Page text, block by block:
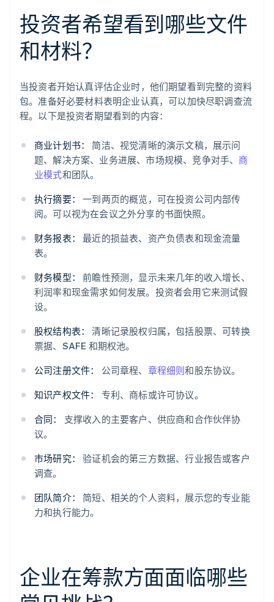
投资者希望看到哪些文件
和材料？
当投资者开始认真评估企业时，他们期望看到完整的资料
包。准备好必要材料表明企业认真，可以加快尽职调查流
程。以下是投资者期望看到的内容：
商业计划书：
简洁、视觉清晰的演示文稿，展示问
题、解决方案、业务进展、市场规模、竞争对手、 商
业模式和团队。
执行摘要：
一到两页的概览，可在投资公司内部传
阅。可以视为在会议之外分享的书面快照。
财务报表：
最近的损益表、资产负债表和现金流量
表。
财务模型：
前瞻性预测，显示未来几年的收入增长、
利润率和现金需求如何发展。投资者会用它来测试假
设。
股权结构表：
清晰记录股权归属，包括股票、可转换
票据、SAFE 和期权池。
公司注册文件：
公司章程、 章程细则和股东协议。
知识产权文件：
专利、商标或许可协议。
合同：
支撑收入的主要客户、供应商和合作伙伴协
议。
市场研究：
验证机会的第三方数据、行业报告或客户
调查。
团队简介：
简短、相关的个人资料，展示您的专业能
力和执行能力。
企业在筹款方面面临哪些